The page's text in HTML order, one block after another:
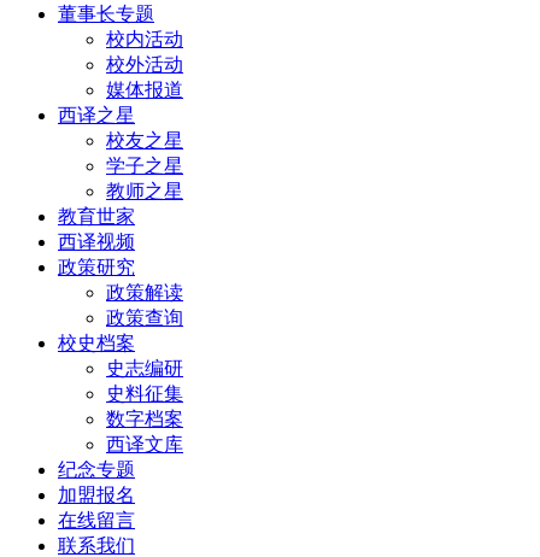
董事长专题
校内活动
校外活动
媒体报道
西译之星
校友之星
学子之星
教师之星
教育世家
西译视频
政策研究
政策解读
政策查询
校史档案
史志编研
史料征集
数字档案
西译文库
纪念专题
加盟报名
在线留言
联系我们